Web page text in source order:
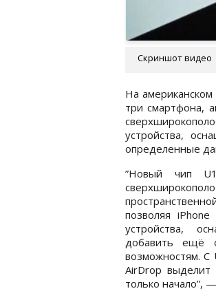
Скриншот видео
На
три смартфона,
устройства,
определенные
”Новый чип
позволяя
устройства,
добавить ещё
возможностям. С
AirDrop выделит
только начало”,